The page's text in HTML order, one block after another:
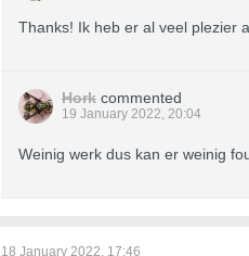
Thanks! Ik heb er al veel plezier
Hork commented
19 January 2022, 20:04
Weinig werk dus kan er weinig
18 January 2022, 17:46